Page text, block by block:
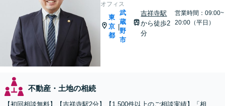
オフィス
東
京
都
|
武
蔵
野
市
吉祥寺駅
から徒歩2
分
営業時間：09:00~
20:00（平日）
不動産・土地の相続
【初回相談無料】【吉祥寺駅2分】【1,500件以上のご相談実績】「相